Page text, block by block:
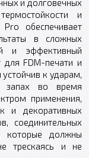
и долговечных
и
обеспечивает
в сложных
и эффективный
для FDM-печати и
к ударам,
запах во время
применения,
и декоративных
соединительных
которые должны
трескаясь и не